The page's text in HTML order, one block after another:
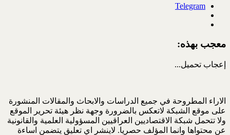
Telegram
معجب بهذه:
إعجاب تحميل...
الاراء المطروحة في جميع الدراسات والابحاث والمقالات المنشورة
على موقع الشبكة لاتعكس بالضرورة وجهة نظر هيئة تحرير الموقع
ولا تتحمل شبكة الاقتصاديين العراقيين المسؤولية العلمية والقانونية
عن محتواها وانما المؤلف حصريا. لاينشر اي تعليق يتضمن اساءة